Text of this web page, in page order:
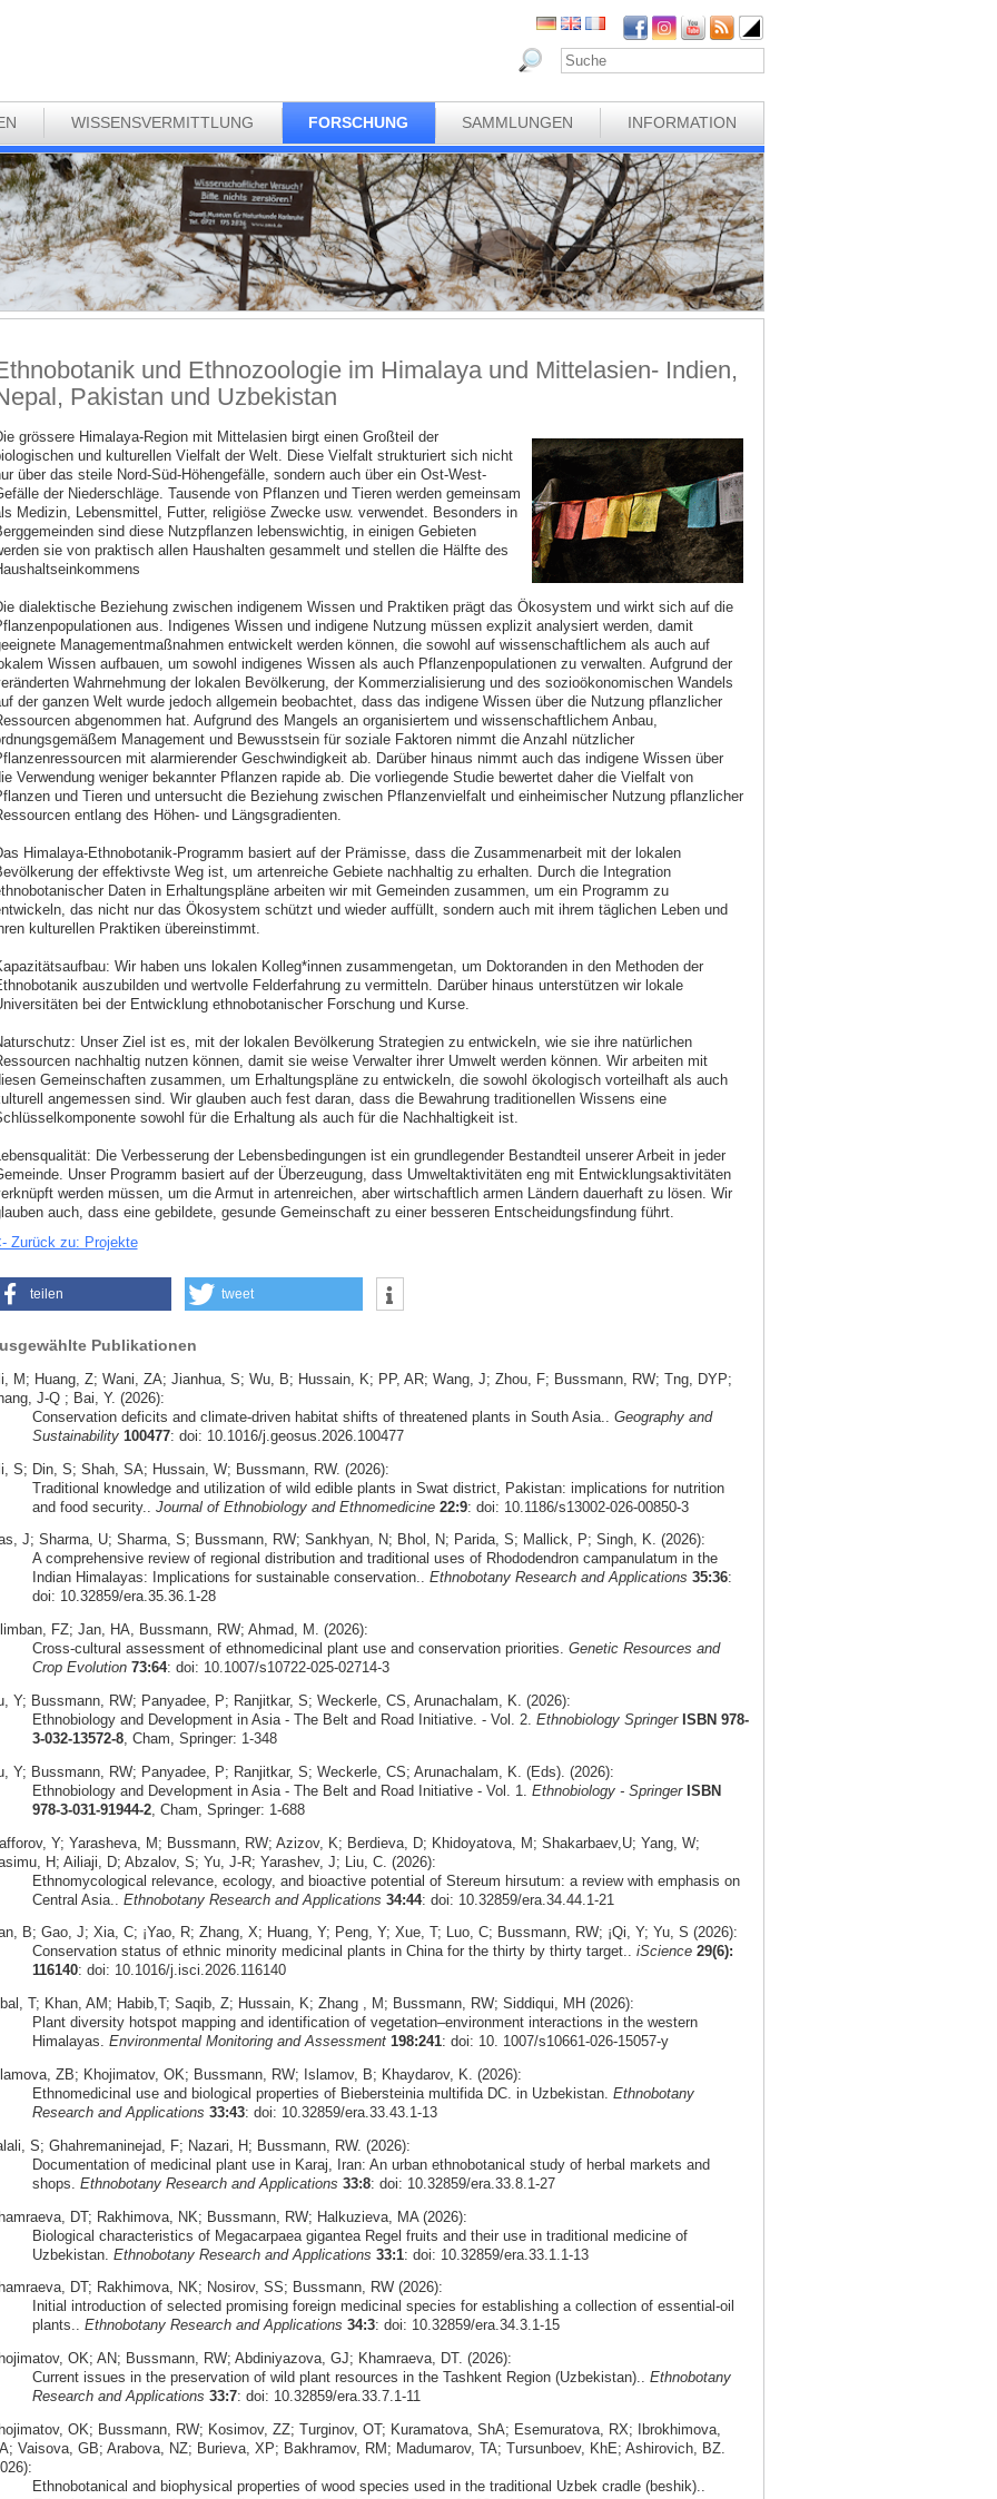
WISSENSVERMITTLUNG FORSCHUNG SAMMLUNGEN INFORMATION
und Ethnozoologie im Himalaya und Mittelasien- Indien,
Pakistan und Uzbekistan
grössere Himalaya-Region mit Mittelasien birgt einen Großteil der
und kulturellen Vielfalt der Welt. Diese Vielfalt strukturiert sich nicht
über das steile Nord-Süd-Höhengefälle, sondern auch über ein Ost-West-
der Niederschläge. Tausende von Pflanzen und Tieren werden gemeinsam
Medizin, Lebensmittel, Futter, religiöse Zwecke usw. verwendet. Besonders in
sind diese Nutzpflanzen lebenswichtig, in einigen Gebieten
sie von praktisch allen Haushalten gesammelt und stellen die Hälfte des
dialektische Beziehung zwischen indigenem Wissen und Praktiken prägt das Ökosystem und wirkt sich auf die
aus. Indigenes Wissen und indigene Nutzung müssen explizit analysiert werden, damit
Managementmaßnahmen entwickelt werden können, die sowohl auf wissenschaftlichem als auch auf
Wissen aufbauen, um sowohl indigenes Wissen als auch Pflanzenpopulationen zu verwalten. Aufgrund der
Wahrnehmung der lokalen Bevölkerung, der Kommerzialisierung und des sozioökonomischen Wandels
der ganzen Welt wurde jedoch allgemein beobachtet, dass das indigene Wissen über die Nutzung pflanzlicher
abgenommen hat. Aufgrund des Mangels an organisiertem und wissenschaftlichem Anbau,
Management und Bewusstsein für soziale Faktoren nimmt die Anzahl nützlicher
mit alarmierender Geschwindigkeit ab. Darüber hinaus nimmt auch das indigene Wissen über
Verwendung weniger bekannter Pflanzen rapide ab. Die vorliegende Studie bewertet daher die Vielfalt von
und Tieren und untersucht die Beziehung zwischen Pflanzenvielfalt und einheimischer Nutzung pflanzlicher
entlang des Höhen- und Längsgradienten.
Himalaya-Ethnobotanik-Programm basiert auf der Prämisse, dass die Zusammenarbeit mit der lokalen
der effektivste Weg ist, um artenreiche Gebiete nachhaltig zu erhalten. Durch die Integration
Daten in Erhaltungspläne arbeiten wir mit Gemeinden zusammen, um ein Programm zu
das nicht nur das Ökosystem schützt und wieder auffüllt, sondern auch mit ihrem täglichen Leben und
kulturellen Praktiken übereinstimmt.
Wir haben uns lokalen Kolleg*innen zusammengetan, um Doktoranden in den Methoden der
auszubilden und wertvolle Felderfahrung zu vermitteln. Darüber hinaus unterstützen wir lokale
bei der Entwicklung ethnobotanischer Forschung und Kurse.
Unser Ziel ist es, mit der lokalen Bevölkerung Strategien zu entwickeln, wie sie ihre natürlichen
nachhaltig nutzen können, damit sie weise Verwalter ihrer Umwelt werden können. Wir arbeiten mit
Gemeinschaften zusammen, um Erhaltungspläne zu entwickeln, die sowohl ökologisch vorteilhaft als auch
angemessen sind. Wir glauben auch fest daran, dass die Bewahrung traditionellen Wissens eine
sowohl für die Erhaltung als auch für die Nachhaltigkeit ist.
Die Verbesserung der Lebensbedingungen ist ein grundlegender Bestandteil unserer Arbeit in jeder
Unser Programm basiert auf der Überzeugung, dass Umweltaktivitäten eng mit Entwicklungsaktivitäten
werden müssen, um die Armut in artenreichen, aber wirtschaftlich armen Ländern dauerhaft zu lösen. Wir
auch, dass eine gebildete, gesunde Gemeinschaft zu einer besseren Entscheidungsfindung führt.
Zurück zu: Projekte
teilen tweet
Publikationen
M; Huang, Z; Wani, ZA; Jianhua, S; Wu, B; Hussain, K; PP, AR; Wang, J; Zhou, F; Bussmann, RW; Tng, DYP;
J-Q ; Bai, Y. (2026):
Conservation deficits and climate-driven habitat shifts of threatened plants in South Asia.. Geography and
Sustainability 100477: doi: 10.1016/j.geosus.2026.100477
S; Din, S; Shah, SA; Hussain, W; Bussmann, RW. (2026):
Traditional knowledge and utilization of wild edible plants in Swat district, Pakistan: implications for nutrition
and food security.. Journal of Ethnobiology and Ethnomedicine 22:9: doi: 10.1186/s13002-026-00850-3
J; Sharma, U; Sharma, S; Bussmann, RW; Sankhyan, N; Bhol, N; Parida, S; Mallick, P; Singh, K. (2026):
A comprehensive review of regional distribution and traditional uses of Rhododendron campanulatum in the
Indian Himalayas: Implications for sustainable conservation.. Ethnobotany Research and Applications 35:36:
doi: 10.32859/era.35.36.1-28
FZ; Jan, HA, Bussmann, RW; Ahmad, M. (2026):
Cross‑cultural assessment of ethnomedicinal plant use and conservation priorities. Genetic Resources and
Crop Evolution 73:64: doi: 10.1007/s10722-025-02714-3
Y; Bussmann, RW; Panyadee, P; Ranjitkar, S; Weckerle, CS, Arunachalam, K. (2026):
Ethnobiology and Development in Asia - The Belt and Road Initiative. - Vol. 2. Ethnobiology Springer ISBN 978-
3-032-13572-8, Cham, Springer: 1-348
Y; Bussmann, RW; Panyadee, P; Ranjitkar, S; Weckerle, CS; Arunachalam, K. (Eds). (2026):
Ethnobiology and Development in Asia - The Belt and Road Initiative - Vol. 1. Ethnobiology - Springer ISBN
978-3-031-91944-2, Cham, Springer: 1-688
Y; Yarasheva, M; Bussmann, RW; Azizov, K; Berdieva, D; Khidoyatova, M; Shakarbaev,U; Yang, W;
H; Ailiaji, D; Abzalov, S; Yu, J-R; Yarashev, J; Liu, C. (2026):
Ethnomycological relevance, ecology, and bioactive potential of Stereum hirsutum: a review with emphasis on
Central Asia.. Ethnobotany Research and Applications 34:44: doi: 10.32859/era.34.44.1-21
B; Gao, J; Xia, C; ¡Yao, R; Zhang, X; Huang, Y; Peng, Y; Xue, T; Luo, C; Bussmann, RW; ¡Qi, Y; Yu, S (2026):
Conservation status of ethnic minority medicinal plants in China for the thirty by thirty target.. iScience 29(6):
116140: doi: 10.1016/j.isci.2026.116140
T; Khan, AM; Habib,T; Saqib, Z; Hussain, K; Zhang , M; Bussmann, RW; Siddiqui, MH (2026):
Plant diversity hotspot mapping and identification of vegetation–environment interactions in the western
Himalayas. Environmental Monitoring and Assessment 198:241: doi: 10. 1007/s10661-026-15057-y
ZB; Khojimatov, OK; Bussmann, RW; Islamov, B; Khaydarov, K. (2026):
Ethnomedicinal use and biological properties of Biebersteinia multifida DC. in Uzbekistan. Ethnobotany
Research and Applications 33:43: doi: 10.32859/era.33.43.1-13
S; Ghahremaninejad, F; Nazari, H; Bussmann, RW. (2026):
Documentation of medicinal plant use in Karaj, Iran: An urban ethnobotanical study of herbal markets and
shops. Ethnobotany Research and Applications 33:8: doi: 10.32859/era.33.8.1-27
DT; Rakhimova, NK; Bussmann, RW; Halkuzieva, MA (2026):
Biological characteristics of Megacarpaea gigantea Regel fruits and their use in traditional medicine of
Uzbekistan. Ethnobotany Research and Applications 33:1: doi: 10.32859/era.33.1.1-13
DT; Rakhimova, NK; Nosirov, SS; Bussmann, RW (2026):
Initial introduction of selected promising foreign medicinal species for establishing a collection of essential-oil
plants.. Ethnobotany Research and Applications 34:3: doi: 10.32859/era.34.3.1-15
OK; AN; Bussmann, RW; Abdiniyazova, GJ; Khamraeva, DT. (2026):
Current issues in the preservation of wild plant resources in the Tashkent Region (Uzbekistan).. Ethnobotany
Research and Applications 33:7: doi: 10.32859/era.33.7.1-11
OK; Bussmann, RW; Kosimov, ZZ; Turginov, OT; Kuramatova, ShA; Esemuratova, RX; Ibrokhimova,
Vaisova, GB; Arabova, NZ; Burieva, XP; Bakhramov, RM; Madumarov, TA; Tursunboev, KhE; Ashirovich, BZ.
Ethnobotanical and biophysical properties of wood species used in the traditional Uzbek cradle (beshik)..